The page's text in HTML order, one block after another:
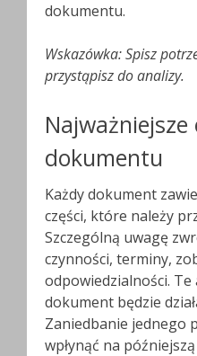
dokumentu.
Wskazówka: Spisz
przystąpisz do analizy.
dokumentu
Każdy dokument
części, które należy
Szczególną uwagę
czynności, terminy,
odpowiedzialności.
dokument będzie
Zaniedbanie jednego
wpłynąć na